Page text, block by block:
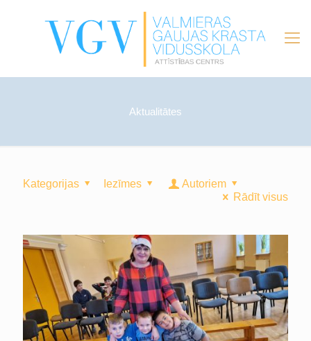
Aktualitātes
Kategorijas Iezīmes
Autoriem
Rādīt visus